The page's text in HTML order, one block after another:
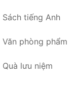
Sách tiếng Anh
Văn phòng phẩm
Quà lưu niệm